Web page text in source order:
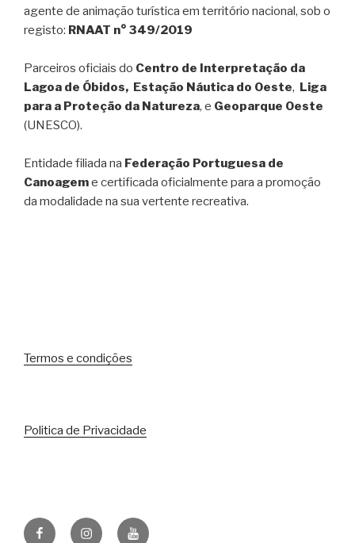
agente de animação turística em território nacional, sob o
registo: RNAAT n° 349/2019
Parceiros oficiais do Centro de Interpretação da
Lagoa de Óbidos, Estação Náutica do Oeste, Liga
para a Proteção da Natureza, e Geoparque Oeste
(UNESCO).
Entidade filiada na Federação Portuguesa de
Canoageme certificada oficialmente para a promoção
da modalidade na sua vertente recreativa.
Termos e condições
Politica de Privacidade
FacebookInstagramYoutube